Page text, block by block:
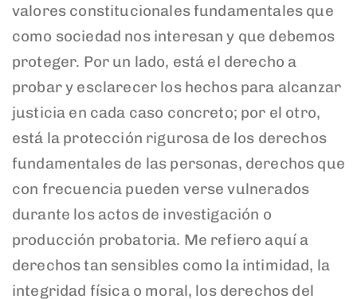
valores constitucionales fundamentales que
como sociedad nos interesan y que debemos
proteger. Por un lado, está el derecho a
probar y esclarecer los hechos para alcanzar
justicia en cada caso concreto; por el otro,
está la protección rigurosa de los derechos
fundamentales de las personas, derechos que
con frecuencia pueden verse vulnerados
durante los actos de investigación o
producción probatoria. Me refiero aquí a
derechos tan sensibles como la intimidad, la
integridad física o moral, los derechos del